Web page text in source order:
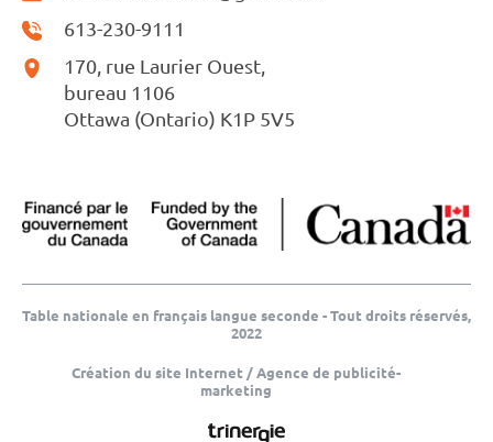
613-230-9111
170, rue Laurier Ouest,
bureau 1106
Ottawa (Ontario) K1P 5V5
Table nationale en français langue seconde - Tout droits réservés,
2022
Création du site Internet / Agence de publicité-
marketing